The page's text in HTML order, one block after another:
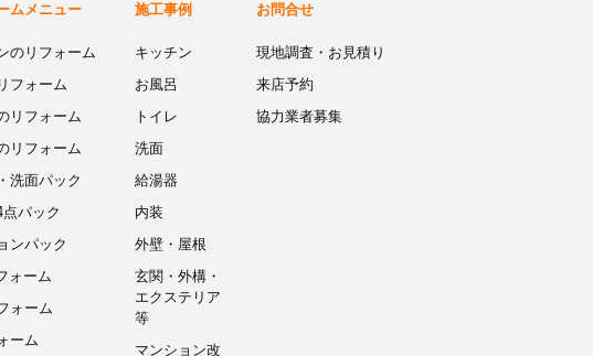
ムメニュー
のリフォーム
フォーム
リフォーム
リフォーム
洗面パック
パック
ンパック
ォーム
ォーム
ーム
施工事例
キッチン
お風呂
トイレ
洗面
給湯器
内装
外壁・屋根
玄関・外構・
エクステリア
等
マンション改
お問合せ
現地調査・お見積り
来店予約
協力業者募集